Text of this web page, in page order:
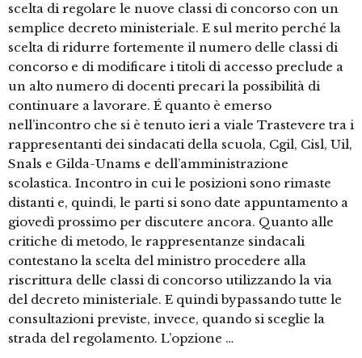
scelta di regolare le nuove classi di concorso con un
semplice decreto ministeriale. E sul merito perché la
scelta di ridurre fortemente il numero delle classi di
concorso e di modificare i titoli di accesso preclude a
un alto numero di docenti precari la possibilità di
continuare a lavorare. É quanto è emerso
nell’incontro che si è tenuto ieri a viale Trastevere tra i
rappresentanti dei sindacati della scuola, Cgil, Cisl, Uil,
Snals e Gilda-Unams e dell’amministrazione
scolastica. Incontro in cui le posizioni sono rimaste
distanti e, quindi, le parti si sono date appuntamento a
giovedì prossimo per discutere ancora. Quanto alle
critiche di metodo, le rappresentanze sindacali
contestano la scelta del ministro procedere alla
riscrittura delle classi di concorso utilizzando la via
del decreto ministeriale. E quindi bypassando tutte le
consultazioni previste, invece, quando si sceglie la
strada del regolamento. L’opzione …